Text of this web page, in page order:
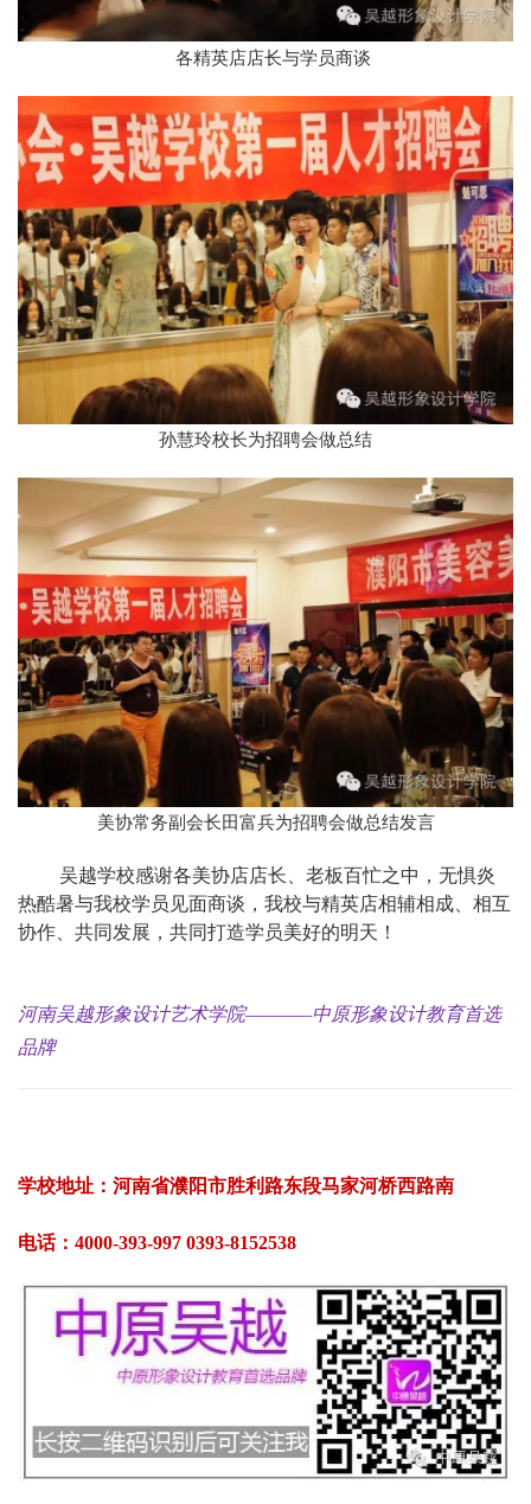
各精英店店长与学员商谈
孙慧玲校长为招聘会做总结
美协常务副会长田富兵为招聘会做总结发言
吴越学校感谢各美协店店长、老板百忙之中，无惧炎
热酷暑与我校学员见面商谈，我校与精英店相辅相成、相互
协作、共同发展，共同打造学员美好的明天！
河南吴越形象设计艺术学院————中原形象设计教育首选
品牌
学校地址：河南省濮阳市胜利路东段马家河桥西路南
电话：4000-393-997 0393-8152538